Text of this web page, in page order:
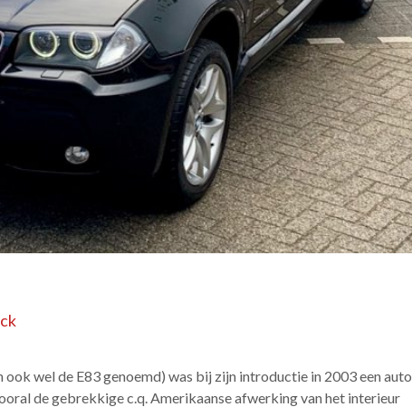
wel de E83 genoemd) was bij zijn introductie in 2003 een auto
de gebrekkige c.q. Amerikaanse afwerking van het interieur